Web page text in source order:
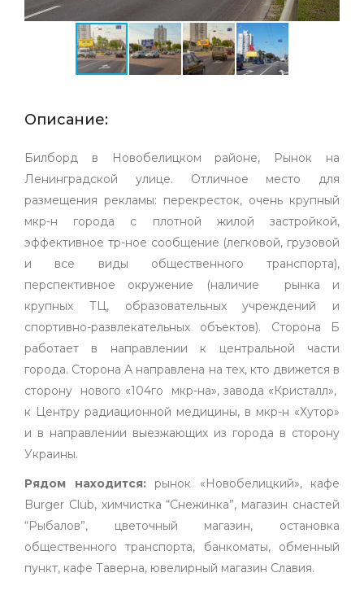
Описание:
Билборд в Новобелицком районе, Рынок на
Ленинградской улице. Отличное место для
размещения рекламы: перекресток, очень крупный
мкр-н города с плотной жилой застройкой,
эффективное тр-ное сообщение (легковой, грузовой
и все виды общественного транспорта),
перспективное окружение (наличие рынка и
крупных ТЦ, образовательных учреждений и
спортивно-развлекательных объектов). Сторона Б
работает в направлении к центральной части
города. Сторона А направлена на тех, кто движется в
сторону нового «104го мкр-на», завода «Кристалл»,
к Центру радиационной медицины, в мкр-н «Хутор»
и в направлении выезжающих из города в сторону
Украины.
Рядом находится:рынок «Новобелицкий», кафе
Burger Club, химчистка “Снежинка”, магазин снастей
“Рыбалов”, цветочный магазин, остановка
общественного транспорта, банкоматы, обменный
пункт, кафе Таверна, ювелирный магазин Славия.